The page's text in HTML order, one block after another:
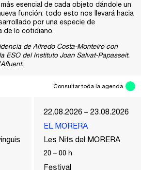
esencial de cada objeto dándole un
función: todo esto nos llevará hacia
por una especie de
de lo cotidiano.
de Alfredo Costa-Monteiro con
ESO del Instituto Joan Salvat-Papasseit.
Consultar toda la agenda
22.08.2026 – 23.08.2026
EL MORERA
Les Nits del MORERA
20 – 00 h
Festival